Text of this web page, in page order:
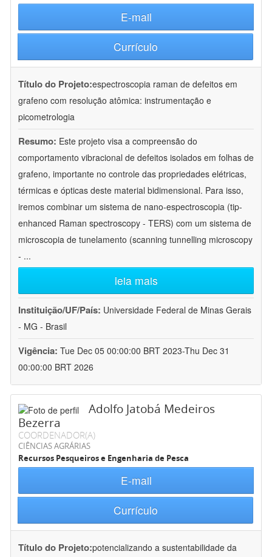
E-mail
Currículo
Título do Projeto:espectroscopia raman de defeitos em
grafeno com resolução atômica: instrumentação e
picometrologia
Resumo: Este projeto visa a compreensão do
comportamento vibracional de defeitos isolados em folhas de
grafeno, importante no controle das propriedades elétricas,
térmicas e ópticas deste material bidimensional. Para isso,
iremos combinar um sistema de nano-espectroscopia (tip-
enhanced Raman spectroscopy - TERS) com um sistema de
microscopia de tunelamento (scanning tunnelling microscopy
- ...
leia mais
Instituição/UF/País: Universidade Federal de Minas Gerais
- MG - Brasil
Vigência: Tue Dec 05 00:00:00 BRT 2023-Thu Dec 31
00:00:00 BRT 2026
Adolfo Jatobá Medeiros
Bezerra
COORDENADOR(A)
CIÊNCIAS AGRÁRIAS
Recursos Pesqueiros e Engenharia de Pesca
E-mail
Currículo
Título do Projeto:potencializando a sustentabilidade da